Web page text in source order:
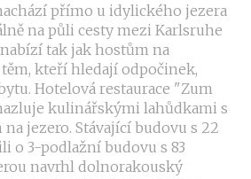
přímo u idylického jezera
na půli cesty mezi Karlsruhe
tak jak hostům na
kteří hledají odpočinek,
Hotelová restaurace "Zum
kulinářskými lahůdkami s
jezero. Stávající budovu s 22
o 3-podlažní budovu s 83
navrhl dolnorakouský